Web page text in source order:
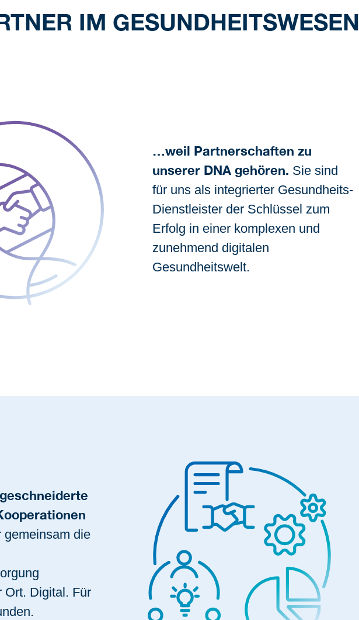
IM GESUNDHEITSWESEN
…weil Partnerschaften zu
unserer DNA gehören. Sie sind
für uns als integrierter Gesundheits-
Dienstleister der Schlüssel zum
Erfolg in einer komplexen und
zunehmend digitalen
Gesundheitswelt.
gemeinsam die
Ort. Digital. Für